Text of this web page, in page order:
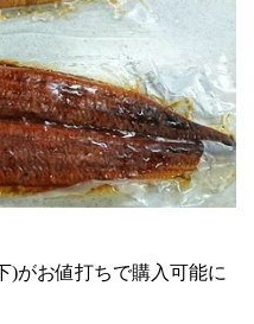
)がお値打ちで購入可能に